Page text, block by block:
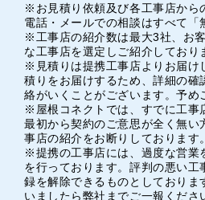
※お見積り依頼及び各工事店から
電話・メールでの相談はすべて「
※工事店の紹介数は最大3社、お
な工事店を選定しご紹介しており
※見積りは提携工事店よりお届け
積りをお届けするため、詳細の確
絡がいくことがございます。予め
※屋根コネクトでは、すでに工事
最初から契約のご意思が全く無い
事店の紹介をお断りしております。
※提携の工事店には、過度な営業
を行っております。評判の悪い工
録を解除できるものとしておりま
いましたら弊社までご一報くださ